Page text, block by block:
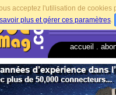
acceptez l'utilisation de
plus et gérer ces paramètres.
accueil